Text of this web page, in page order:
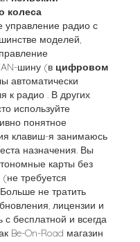
колеса
управление радио с
моделей,
шину (в цифровом
автоматически
к радио . В других
используйте
понятное
клавиш-я занимаюсь
назначения. Вы
карты без
требуется
не тратить
лицензии и
с бесплатной и всегда
Be-On-Road магазин